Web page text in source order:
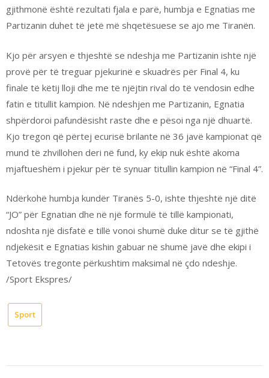
gjithmonë është rezultati fjala e parë, humbja e Egnatias me
Partizanin duhet të jetë më shqetësuese se ajo me Tiranën.
Kjo për arsyen e thjeshtë se ndeshja me Partizanin ishte një
provë për të treguar pjekurinë e skuadrës për Final 4, ku
finale të këtij lloji dhe me të njëjtin rival do të vendosin edhe
fatin e titullit kampion. Në ndeshjen me Partizanin, Egnatia
shpërdoroi pafundësisht raste dhe e pësoi nga një dhuartë.
Kjo tregon që përtej ecurisë brilante në 36 javë kampionat që
mund të zhvillohen deri në fund, ky ekip nuk është akoma
mjaftueshëm i pjekur për të synuar titullin kampion në “Final 4”.
Ndërkohë humbja kundër Tiranës 5-0, ishte thjeshtë një ditë
“JO” për Egnatian dhe në një formulë të tillë kampionati,
ndoshta një disfatë e tillë vonoi shumë duke ditur se të gjithë
ndjekësit e Egnatias kishin gabuar në shumë javë dhe ekipi i
Tetovës tregonte përkushtim maksimal në çdo ndeshje.
/Sport Ekspres/
Sport